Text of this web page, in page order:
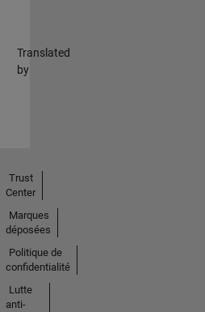
Translated
by
Trust
Center
Marques
déposées
Politique de
confidentialité
Lutte
anti-